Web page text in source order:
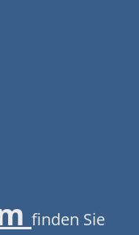
finden Sie